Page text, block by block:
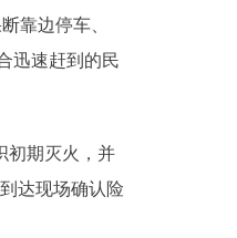
靠边停车、
迅速赶到的民
初期灭火，并
达现场确认险